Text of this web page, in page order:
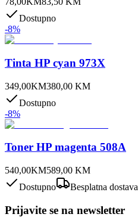
Dostupno
-8%
Tinta HP cyan 973X
349,00KM380,00 KM
Dostupno
-8%
Toner HP magenta 508A
540,00KM589,00 KM
Dostupno
Besplatna dostava
Prijavite se na newsletter